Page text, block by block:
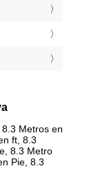
Metros en
ft, 8.3
8.3 Metro
Pie, 8.3